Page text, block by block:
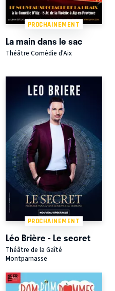
PROCHAINEMENT
La main dans le sac
Théâtre Comédie d'Aix
PROCHAINEMENT
Léo Brière - Le secret
Théâtre de la Gaîté
Montparnasse